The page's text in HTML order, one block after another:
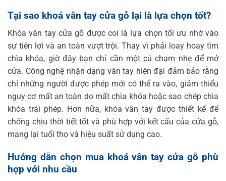
Tại sao khoá vân tay cửa gỗ lại là lựa chọn tốt?
Khóa vân tay cửa gỗ được coi là lựa chọn tối ưu nhờ vào
sự tiện lợi và an toàn vượt trội. Thay vì phải loay hoay tìm
chìa khóa, giờ đây bạn chỉ cần một cú chạm nhẹ để mở
cửa. Công nghệ nhận dạng vân tay hiện đại đảm bảo rằng
chỉ những người được phép mới có thể ra vào, giảm thiểu
nguy cơ mất an toàn do mất chìa khóa hoặc sao chép chìa
khóa trái phép. Hơn nữa, khóa vân tay được thiết kế để
chống chịu thời tiết tốt và phù hợp với kết cấu của cửa gỗ,
mang lại tuổi thọ và hiệu suất sử dụng cao.
Hướng dẫn chọn mua khoá vân tay cửa gỗ phù
hợp với nhu cầu